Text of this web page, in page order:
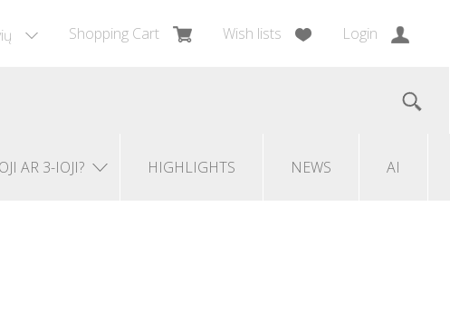
Shopping Cart Wish lists Login
AR 3-IOJI? HIGHLIGHTS NEWS AI